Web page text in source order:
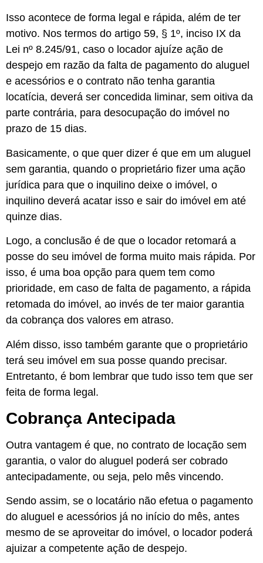
Isso acontece de forma legal e rápida, além de ter
motivo. Nos termos do artigo 59, § 1º, inciso IX da
Lei nº 8.245/91, caso o locador ajuíze ação de
despejo em razão da falta de pagamento do aluguel
e acessórios e o contrato não tenha garantia
locatícia, deverá ser concedida liminar, sem oitiva da
parte contrária, para desocupação do imóvel no
prazo de 15 dias.
Basicamente, o que quer dizer é que em um aluguel
sem garantia, quando o proprietário fizer uma ação
jurídica para que o inquilino deixe o imóvel, o
inquilino deverá acatar isso e sair do imóvel em até
quinze dias.
Logo, a conclusão é de que o locador retomará a
posse do seu imóvel de forma muito mais rápida. Por
isso, é uma boa opção para quem tem como
prioridade, em caso de falta de pagamento, a rápida
retomada do imóvel, ao invés de ter maior garantia
da cobrança dos valores em atraso.
Além disso, isso também garante que o proprietário
terá seu imóvel em sua posse quando precisar.
Entretanto, é bom lembrar que tudo isso tem que ser
feita de forma legal.
Cobrança Antecipada
Outra vantagem é que, no contrato de locação sem
garantia, o valor do aluguel poderá ser cobrado
antecipadamente, ou seja, pelo mês vincendo.
Sendo assim, se o locatário não efetua o pagamento
do aluguel e acessórios já no início do mês, antes
mesmo de se aproveitar do imóvel, o locador poderá
ajuizar a competente ação de despejo.